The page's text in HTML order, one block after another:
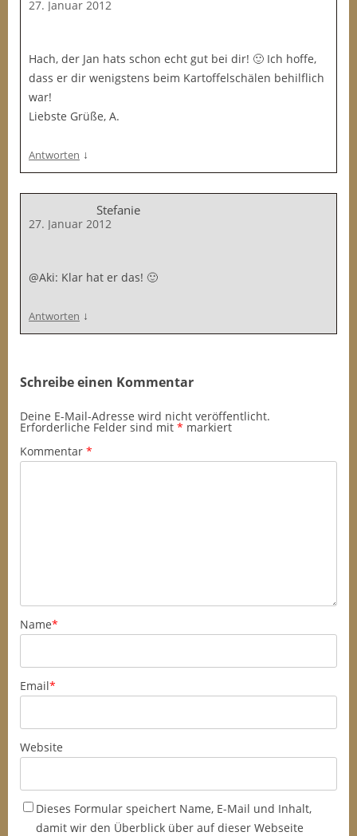
27. Januar 2012
Hach, der Jan hats schon echt gut bei dir! 🙂 Ich hoffe,
dass er dir wenigstens beim Kartoffelschälen behilflich
war!
Liebste Grüße, A.
Antworten ↓
Stefanie
27. Januar 2012
@Aki: Klar hat er das! 🙂
Antworten ↓
Schreibe einen Kommentar
Deine E-Mail-Adresse wird nicht veröffentlicht.
Erforderliche Felder sind mit * markiert
Kommentar *
Name*
Email*
Website
Dieses Formular speichert Name, E-Mail und Inhalt,
damit wir den Überblick über auf dieser Webseite